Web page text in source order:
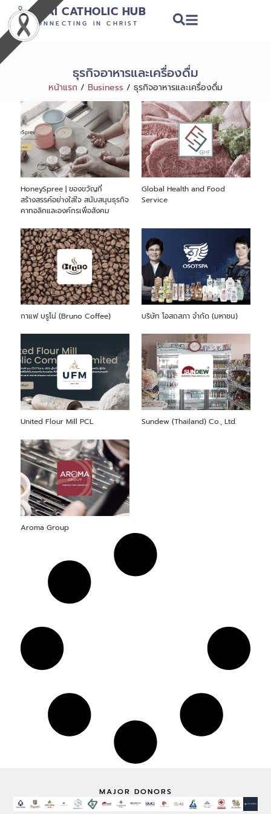
THAI CATHOLIC HUB
CONNECTING IN CHRIST
ธุรกิจอาหารและเครื่องดื่ม
หน้าแรก / Business / ธุรกิจอาหารและเครื่องดื่ม
HoneySpree | ของขวัญที่
สร้างสรรค์อย่างใส่ใจ สนับสนุนธุรกิจ
คาทอลิกและองค์กรเพื่อสังคม
Global Health and Food
Service
กาแฟ บรูโน่ (Bruno Coffee) บริษัท โอสถสภา จำกัด (มหาชน)
United Flour Mill PCL Sundew (Thailand) Co., Ltd.
Aroma Group
MAJOR DONORS